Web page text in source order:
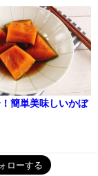
簡単美味しいかぼ